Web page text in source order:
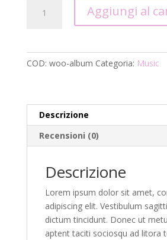
quantità
Aggiungi al
COD: woo-album Categoria: Music
Descrizione
Recensioni (0)
Descrizione
Lorem ipsum dolor sit amet,
adipiscing elit. Vestibulum
dictum tincidunt. Donec ut
aptent taciti sociosqu ad litora